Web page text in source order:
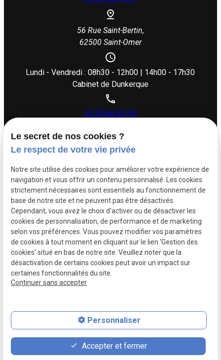
56 Rue Saint-Bertin,
62500 Saint-Omer
Lundi - Vendredi : 08h30 - 12h00 | 14h00 - 17h30
Cabinet de Dunkerque
03.28.66.82.50
26 rue Dupouy,
59140 Dunkerque
Lundi - Vendredi : 08h30 - 12h00 | 14h00 - 17h30
Mentions légales
Politique de
confidentialité
Plan du
Gestion des cookies
Siret :88505383500017
place
Plan d'accès
contact_page
Contact
phone
03.21.38.47.37
Le secret de nos cookies ?
Le respect de votre vie privée
Notre site utilise des cookies pour améliorer votre expérience de
navigation et vous offrir un contenu personnalisé. Les cookies
strictement nécessaires sont essentiels au fonctionnement de
base de notre site et ne peuvent pas être désactivés.
Cependant, vous avez le choix d'activer ou de désactiver les
cookies de personnalisation, de performance et de marketing
selon vos préférences. Vous pouvez modifier vos paramètres
de cookies à tout moment en cliquant sur le lien 'Gestion des
cookies' situé en bas de notre site. Veuillez noter que la
désactivation de certains cookies peut avoir un impact sur
certaines fonctionnalités du site.
Continuer sans accepter
Personnaliser
Accepter et fermer